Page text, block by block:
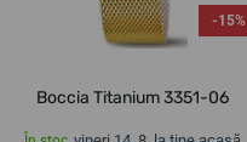
-15%
Boccia Titanium 3351-06